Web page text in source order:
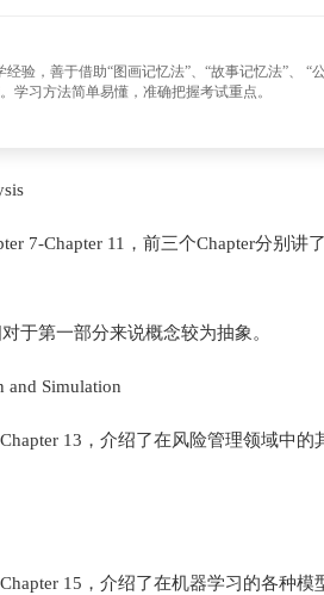
验，善于借助“图画记忆法”、“故事记忆法”、 “
学习方法简单易懂，准确把握考试重点。
7-Chapter 11，前三个Chapter分别讲
于第一部分来说概念较为抽象。
and Simulation
13，介绍了在风险管理领域中
15，介绍了在机器学习的各种模